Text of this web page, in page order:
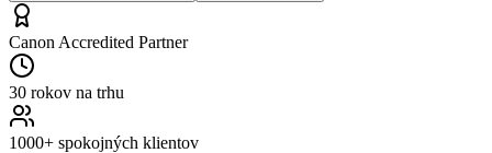
Canon Accredited Partner
30 rokov na trhu
1000+ spokojných klientov